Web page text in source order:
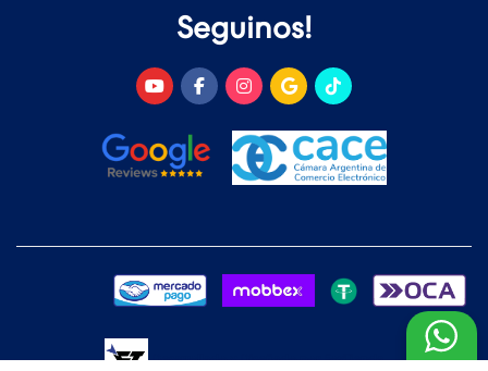
Seguinos!
Desarrollado y Diseñado por FoxTienda